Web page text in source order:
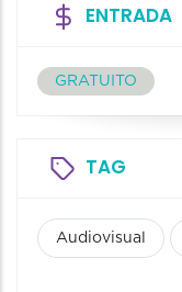
ENTRADA
GRATUITO
TAG
Audiovisual